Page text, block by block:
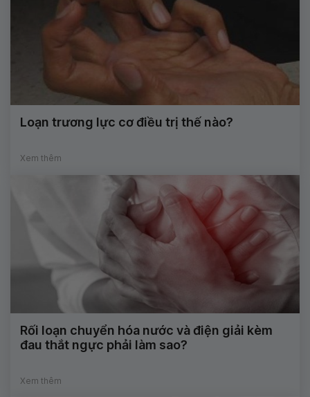
Loạn trương lực cơ điều trị thế nào?
Xem thêm
Rối loạn chuyển hóa nước và điện giải kèm
đau thắt ngực phải làm sao?
Xem thêm